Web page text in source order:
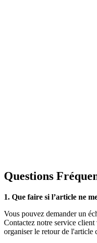
Questions
1. Que faire si l’article ne
Vous pouvez demander un
Contactez notre service
organiser le retour de l'article